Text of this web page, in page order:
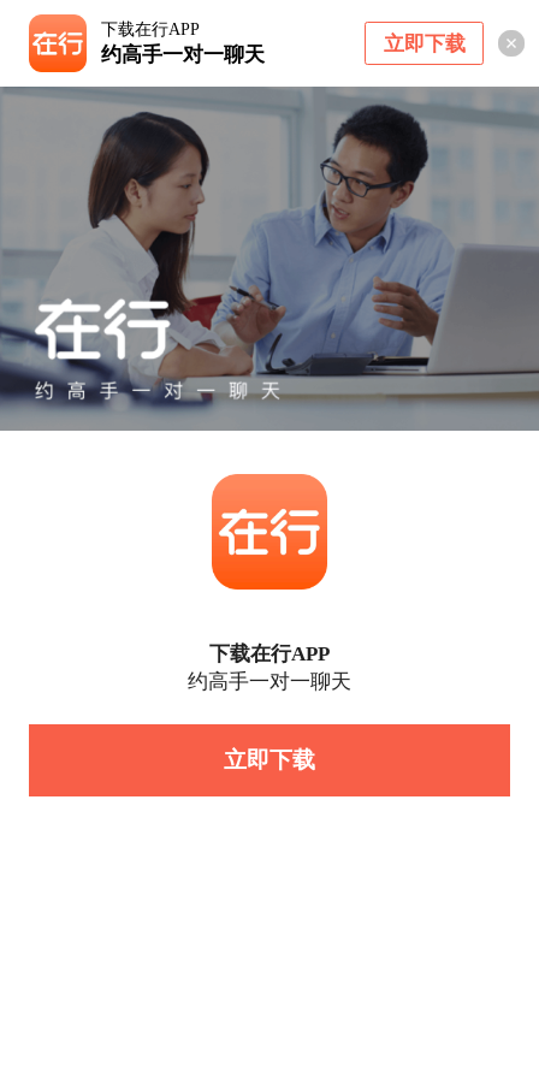
下载在行APP
约高手一对一聊天 立即下载
下载在行APP
约高手一对一聊天
立即下载